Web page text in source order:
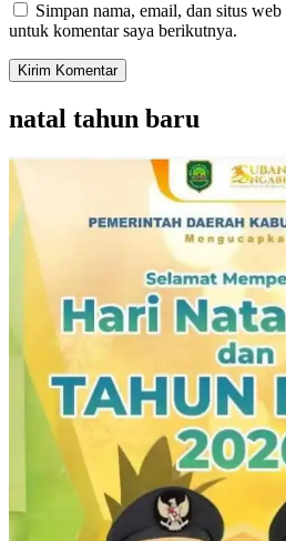
Simpan nama, email, dan situs
untuk komentar saya berikutnya.
natal tahun baru